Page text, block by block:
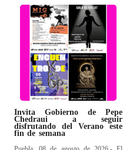
Invita Gobierno de Pepe
Chedraui a seguir
disfrutando del Verano este
fin de semana